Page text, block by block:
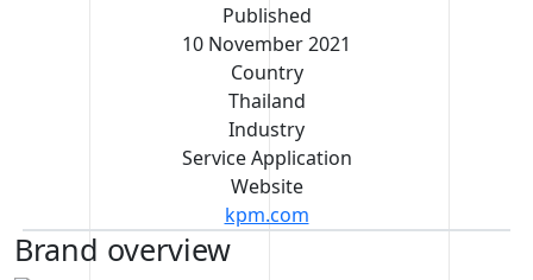
Published
10 November 2021
Country
Thailand
Industry
Service Application
Website
kpm.com
Brand overview